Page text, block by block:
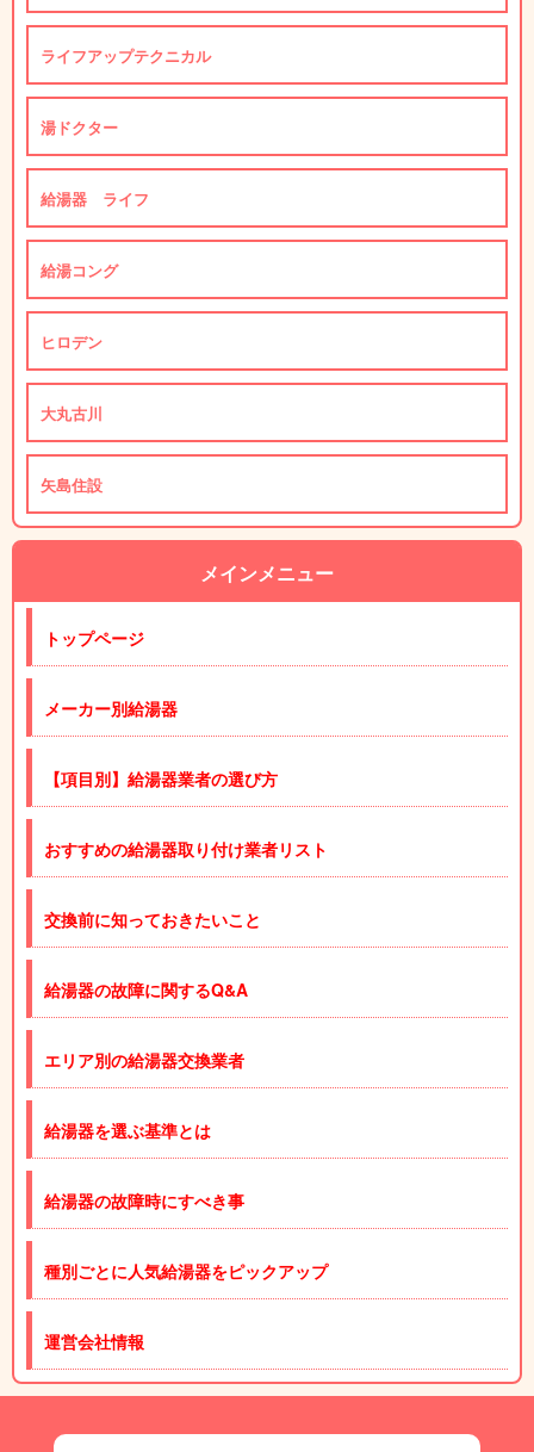
ライフアップテクニカル
湯ドクター
給湯器 ライフ
給湯コング
ヒロデン
大丸古川
矢島住設
メインメニュー
トップページ
メーカー別給湯器
【項目別】給湯器業者の選び方
おすすめの給湯器取り付け業者リスト
交換前に知っておきたいこと
給湯器の故障に関するQ&A
エリア別の給湯器交換業者
給湯器を選ぶ基準とは
給湯器の故障時にすべき事
種別ごとに人気給湯器をピックアップ
運営会社情報